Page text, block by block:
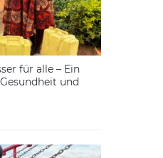
für alle – Ein
und